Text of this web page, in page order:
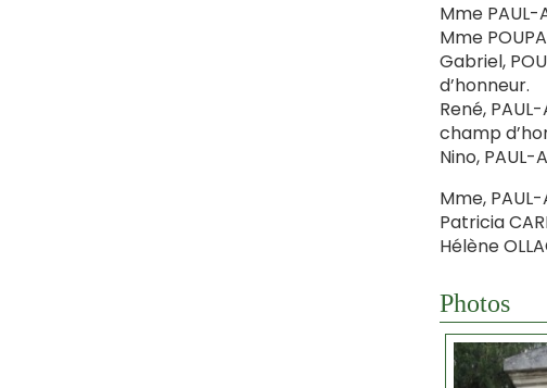
Mme PAUL-
Mme
Gabriel,
d’honneur.
René,
champ
Nino, PAUL-
Mme, PAUL-
Patricia
Hélène
Photos